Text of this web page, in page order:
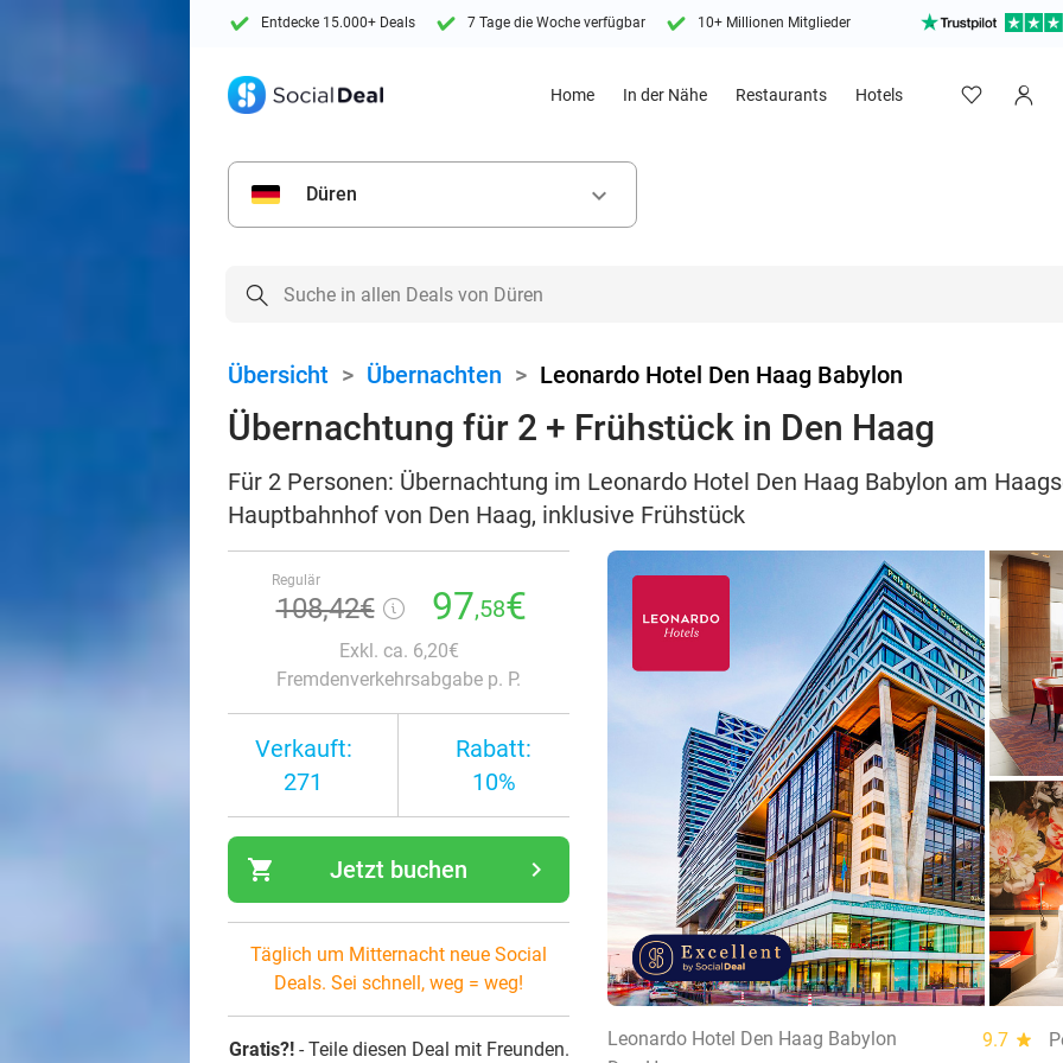
Entdecke 15.000+ Deals 7 Tage die Woche verfügbar 10+ Millionen Mitglieder
Home In der Nähe Restaurants Hotels
Düren keyboard_arrow_down
Übersicht > Übernachten > Leonardo Hotel Den Haag Babylon
Übernachtung für 2 + Frühstück in Den Haag
Für 2 Personen: Übernachtung im Leonardo Hotel Den Haag Babylon am
Hauptbahnhof von Den Haag, inklusive Frühstück
Regulär
108,42€ 97,58€
Exkl. ca. 6,20€
Fremdenverkehrsabgabe p. P.
Verkauft:
271
Rabatt:
10%
shopping_cart navigate_next
Jetzt buchen
Täglich um Mitternacht neue Social
Deals. Sei schnell, weg = weg!
Gratis?!- Teile diesen Deal mit Freunden.
Leonardo Hotel Den Haag Babylon 9.7 star